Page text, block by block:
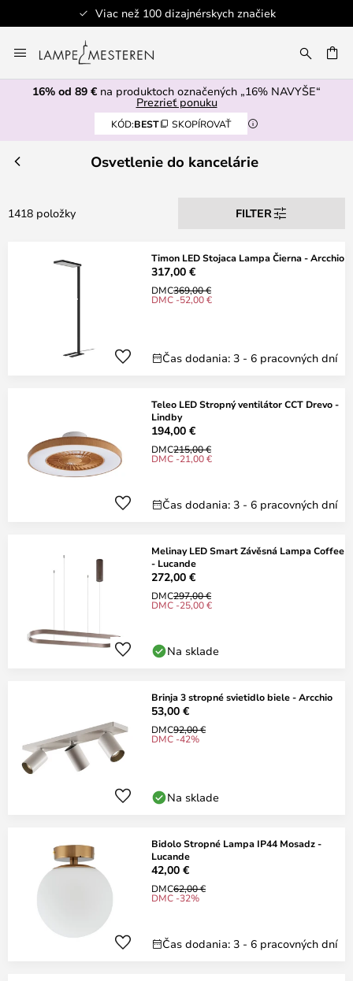
Bezpečná platba
to
Content
16% od 89 € na produktoch označených „16% NAVYŠE“
Prezrieť ponuku
KÓD:BEST SKOPÍROVAŤ
Osvetlenie do kancelárie
1418 položky FILTER
Timon LED Stojaca Lampa Čierna - Arcchio
317,00 €
DMC369,00 €
DMC -52,00 €
Čas dodania: 3 - 6 pracovných dní
Teleo LED Stropný ventilátor CCT Drevo -
Lindby
194,00 €
DMC215,00 €
DMC -21,00 €
Čas dodania: 3 - 6 pracovných dní
Melinay LED Smart Závěsná Lampa Coffee
- Lucande
272,00 €
DMC297,00 €
DMC -25,00 €
Na sklade
Brinja 3 stropné svietidlo biele - Arcchio
53,00 €
DMC92,00 €
DMC -42%
Na sklade
Bidolo Stropné Lampa IP44 Mosadz -
Lucande
42,00 €
DMC62,00 €
DMC -32%
Čas dodania: 3 - 6 pracovných dní